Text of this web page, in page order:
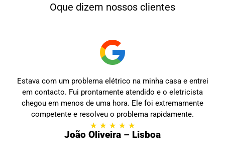
Oque dizem nossos clientes
Estava com um problema elétrico na minha casa e entrei
em contacto. Fui prontamente atendido e o eletricista
chegou em menos de uma hora. Ele foi extremamente
competente e resolveu o problema rapidamente.
★ ★ ★ ★ ★
João Oliveira – Lisboa